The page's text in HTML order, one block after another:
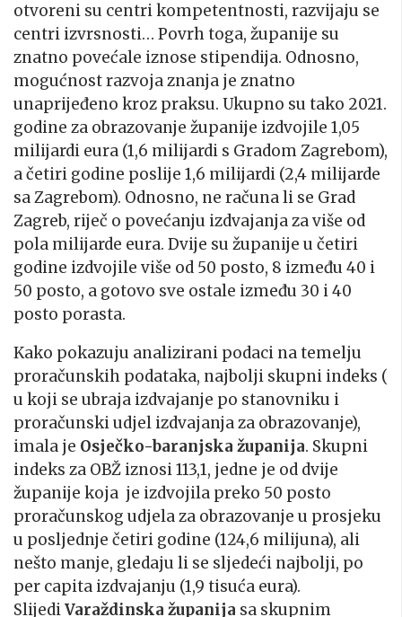
otvoreni su centri kompetentnosti, razvijaju se
centri izvrsnosti… Povrh toga, županije su
znatno povećale iznose stipendija. Odnosno,
mogućnost razvoja znanja je znatno
unaprijeđeno kroz praksu. Ukupno su tako 2021.
godine za obrazovanje županije izdvojile 1,05
milijardi eura (1,6 milijardi s Gradom Zagrebom),
a četiri godine poslije 1,6 milijardi (2,4 milijarde
sa Zagrebom). Odnosno, ne računa li se Grad
Zagreb, riječ o povećanju izdvajanja za više od
pola milijarde eura. Dvije su županije u četiri
godine izdvojile više od 50 posto, 8 između 40 i
50 posto, a gotovo sve ostale između 30 i 40
posto porasta.
Kako pokazuju analizirani podaci na temelju
proračunskih podataka, najbolji skupni indeks (
u koji se ubraja izdvajanje po stanovniku i
proračunski udjel izdvajanja za obrazovanje),
imala je Osječko-baranjska županija. Skupni
indeks za OBŽ iznosi 113,1, jedne je od dvije
županije koja je izdvojila preko 50 posto
proračunskog udjela za obrazovanje u prosjeku
u posljednje četiri godine (124,6 milijuna), ali
nešto manje, gledaju li se sljedeći najbolji, po
per capita izdvajanju (1,9 tisuća eura).
SlijediVaraždinska županija sa skupnim